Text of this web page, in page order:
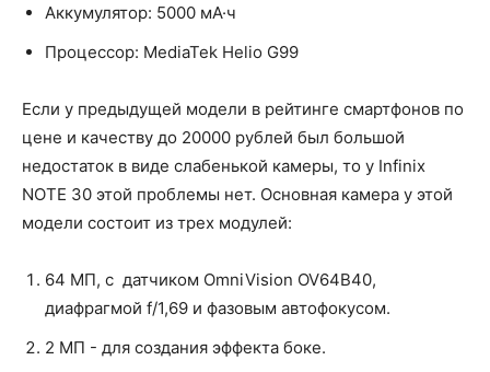
Аккумулятор: 5000 мА·ч
Процессор: MediaTek Helio G99
Если у предыдущей модели в рейтинге смартфонов по
цене и качеству до 20000 рублей был большой
недостаток в виде слабенькой камеры, то у Infinix
NOTE 30 этой проблемы нет. Основная камера у этой
модели состоит из трех модулей:
64 МП, с датчиком OmniVision OV64B40,
диафрагмой f/1,69 и фазовым автофокусом.
2 МП - для создания эффекта боке.